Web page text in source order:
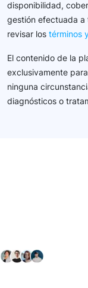
disponibilidad,
gestión efectuada a
revisar los términos
El contenido de la
exclusivamente
ninguna
diagnósticos o